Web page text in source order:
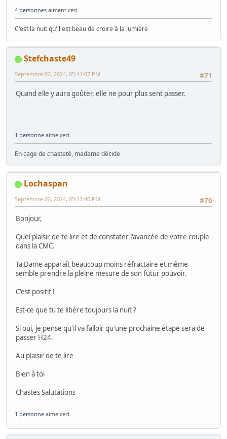
4 personnes aiment ceci.
C'est la nuit qu'il est beau de croire à la lumière
Stefchaste49
#71
Septembre 02, 2024, 05:41:07 PM
Quand elle y aura goûter, elle ne pour plus sent passer.
1 personne aime ceci.
En cage de chasteté, madame décide
Lochaspan
#70
Septembre 02, 2024, 05:22:40 PM
Bonjour,
Quel plaisir de te lire et de constater l'avancée de votre couple
dans la CMC.
Ta Dame apparaît beaucoup moins réfractaire et même
semble prendre la pleine mesure de son futur pouvoir.
C'est positif !
Est-ce que tu te libère toujours la nuit ?
Si oui, je pense qu'il va falloir qu'une prochaine étape sera de
passer H24.
Au plaisir de te lire
Bien à toi
Chastes Salutations
1 personne aime ceci.